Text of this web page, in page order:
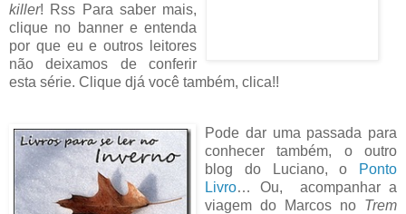
killer! Rss Para saber mais,
clique no banner e entenda
por que eu e outros leitores
não deixamos de conferir
esta série. Clique djá você também, clica!!
Pode dar uma passada para
conhecer também, o outro
blog do Luciano, o
Ponto
Livro… Ou, acompanhar a
viagem do Marcos no Trem